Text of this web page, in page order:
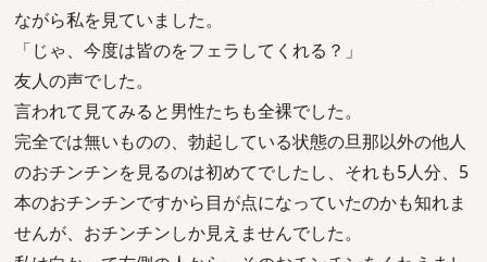
ながら私を見ていました。
「じゃ、今度は皆のをフェラしてくれる？」
友人の声でした。
言われて見てみると男性たちも全裸でした。
完全では無いものの、勃起している状態の旦那以外の他人
のおチンチンを見るのは初めてでしたし、それも5人分、5
本のおチンチンですから目が点になっていたのかも知れま
せんが、おチンチンしか見えませんでした。